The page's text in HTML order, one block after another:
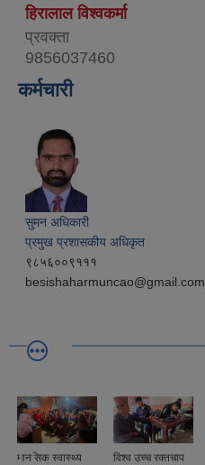
हिरालाल विश्वकर्मा
प्रवक्ता
9856037460
कर्मचारी
सुमन अधिकारी
प्रमुख प्रशासकीय अधिकृत
९८५६००९१११
besishaharmuncao@gmail.com
मानसिक स्वास्थ्य
विश्व उच्च रक्तचाप